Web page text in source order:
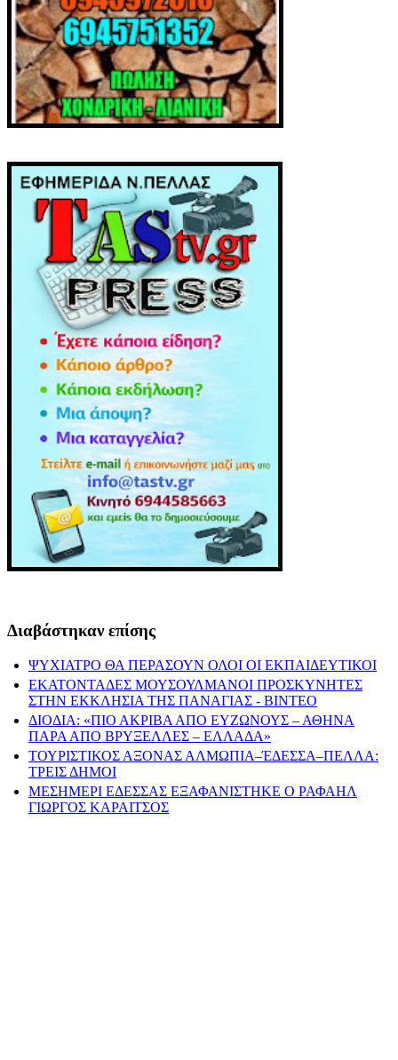
Διαβάστηκαν επίσης
ΨΥΧΙΑΤΡΟ ΘΑ ΠΕΡΑΣΟΥΝ ΟΛΟΙ ΟΙ ΕΚΠΑΙΔΕΥΤΙΚΟΙ
ΕΚΑΤΟΝΤΑΔΕΣ ΜΟΥΣΟΥΛΜΑΝΟΙ ΠΡΟΣΚΥΝΗΤΕΣ
ΣΤΗΝ ΕΚΚΛΗΣΙΑ ΤΗΣ ΠΑΝΑΓΙΑΣ - ΒΙΝΤΕΟ
ΔΙΟΔΙΑ: «ΠΙΟ ΑΚΡΙΒΑ ΑΠΟ ΕΥΖΩΝΟΥΣ – ΑΘΗΝΑ
ΠΑΡΑ ΑΠΟ ΒΡΥΞΕΛΛΕΣ – ΕΛΛΑΔΑ»
ΤΟΥΡΙΣΤΙΚΟΣ ΑΞΟΝΑΣ ΑΛΜΩΠΙΑ–ΈΔΕΣΣΑ–ΠΕΛΛΑ:
ΤΡΕΙΣ ΔΗΜΟΙ
ΜΕΣΗΜΕΡΙ ΕΔΕΣΣΑΣ ΕΞΑΦΑΝΙΣΤΗΚΕ Ο ΡΑΦΑΗΛ
ΓΙΩΡΓΟΣ ΚΑΡΑΙΤΣΟΣ